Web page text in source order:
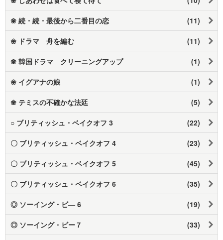
❀ 続・続・最後から二番目の恋 (11)
❀ ドラマ 舟を編む (11)
❀ 韓国ドラマ クリーニングアップ (1)
❀ イグアナの娘 (1)
❀ テミスの不確かな法廷 (5)
○ ブリティッシュ・ベイクオフ 3 (22)
〇 ブリティッシュ・ベイクオフ 4 (23)
〇 ブリティッシュ・ベイクオフ 5 (45)
〇 ブリティッシュ・ベイクオフ 6 (35)
◎ ソーイング・ビ― 6 (19)
◎ ソーイング・ビー７ (33)